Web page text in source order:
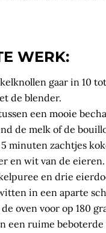
WERK:
gaar in 10
de blender.
een mooie
de melk of de
5 minuten zachtjes
en wit van de eieren.
en drie
in een aparte
oven voor op 180
een ruime